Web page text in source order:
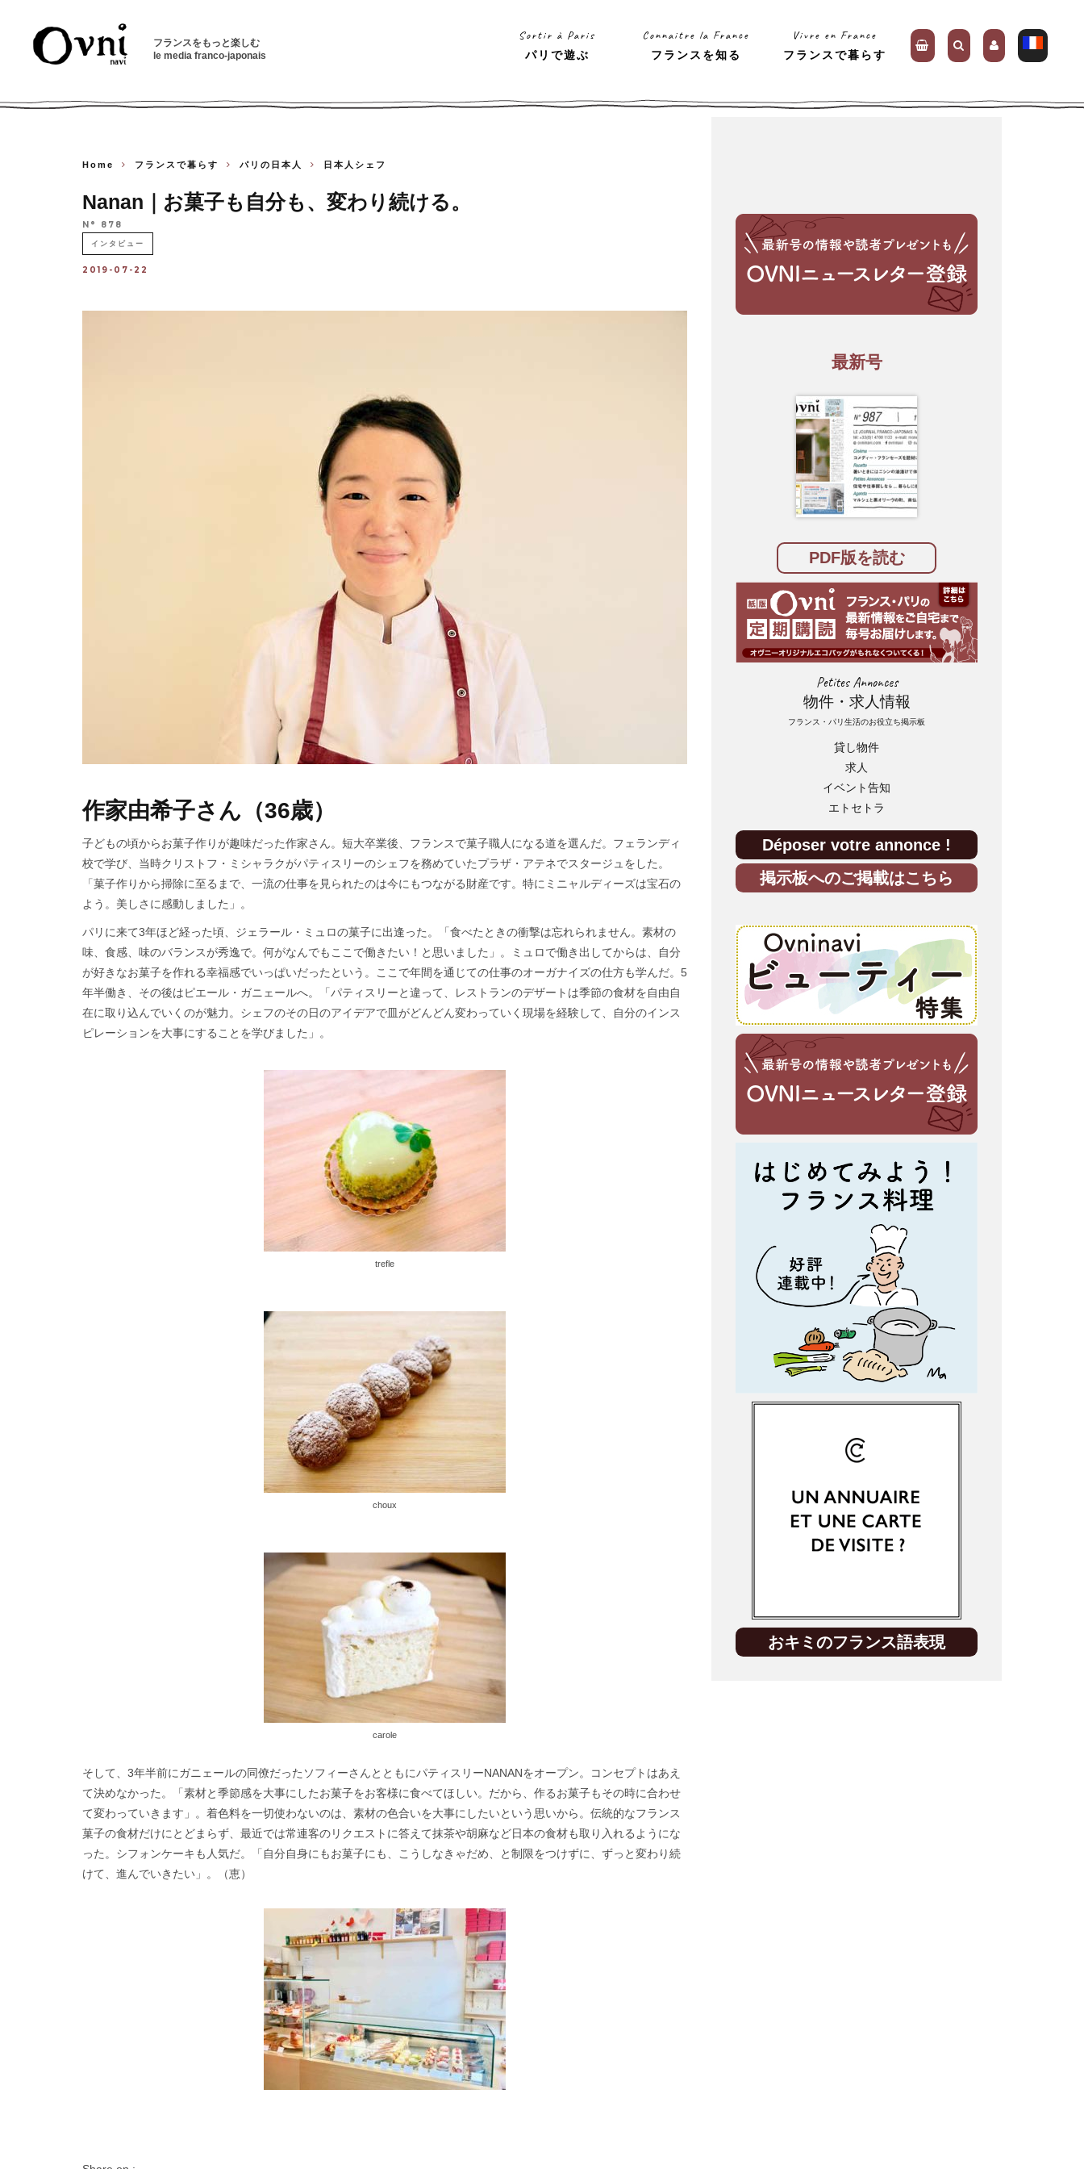
フランスをもっと楽しむ
le media franco-japonais
Sortir à Paris
パリで遊ぶ
Connaitre la France
フランスを知る
Vivre en France
フランスで暮らす
Home フランスで暮らす パリの日本人 日本人シェフ
Nanan｜お菓子も自分も、変わり続ける。
N° 878
インタビュー
2019-07-22
作家由希子さん（36歳）
子どもの頃からお菓子作りが趣味だった作家さん。短大卒業後、フランスで菓子職人になる道を選んだ。フェランディ
校で学び、当時クリストフ・ミシャラクがパティスリーのシェフを務めていたプラザ・アテネでスタージュをした。
「菓子作りから掃除に至るまで、一流の仕事を見られたのは今にもつながる財産です。特にミニャルディーズは宝石の
よう。美しさに感動しました」。
パリに来て3年ほど経った頃、ジェラール・ミュロの菓子に出逢った。「食べたときの衝撃は忘れられません。素材の
味、食感、味のバランスが秀逸で。何がなんでもここで働きたい！と思いました」。ミュロで働き出してからは、自分
が好きなお菓子を作れる幸福感でいっぱいだったという。ここで年間を通じての仕事のオーガナイズの仕方も学んだ。5
年半働き、その後はピエール・ガニェールへ。「パティスリーと違って、レストランのデザートは季節の食材を自由自
在に取り込んでいくのが魅力。シェフのその日のアイデアで皿がどんどん変わっていく現場を経験して、自分のインス
ピレーションを大事にすることを学びました」。
trefle
choux
carole
そして、3年半前にガニェールの同僚だったソフィーさんとともにパティスリーNANANをオープン。コンセプトはあえ
て決めなかった。「素材と季節感を大事にしたお菓子をお客様に食べてほしい。だから、作るお菓子もその時に合わせ
て変わっていきます」。着色料を一切使わないのは、素材の色合いを大事にしたいという思いから。伝統的なフランス
菓子の食材だけにとどまらず、最近では常連客のリクエストに答えて抹茶や胡麻など日本の食材も取り入れるようにな
った。シフォンケーキも人気だ。「自分自身にもお菓子にも、こうしなきゃだめ、と制限をつけずに、ずっと変わり続
けて、進んでいきたい」。（恵）
最新号
PDF版を読む
Petites Annonces
物件・求人情報
フランス・パリ生活のお役立ち掲示板
貸し物件
求人
イベント告知
エトセトラ
Déposer votre annonce !
掲示板へのご掲載はこちら
おキミのフランス語表現